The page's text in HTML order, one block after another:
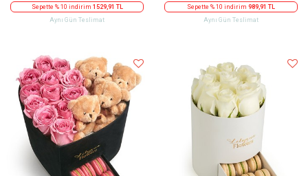
Sepette % 10 indirim 1529,91 TL
Aynı Gün Teslimat
Sepette % 10 indirim 989,91 TL
Aynı Gün Teslimat